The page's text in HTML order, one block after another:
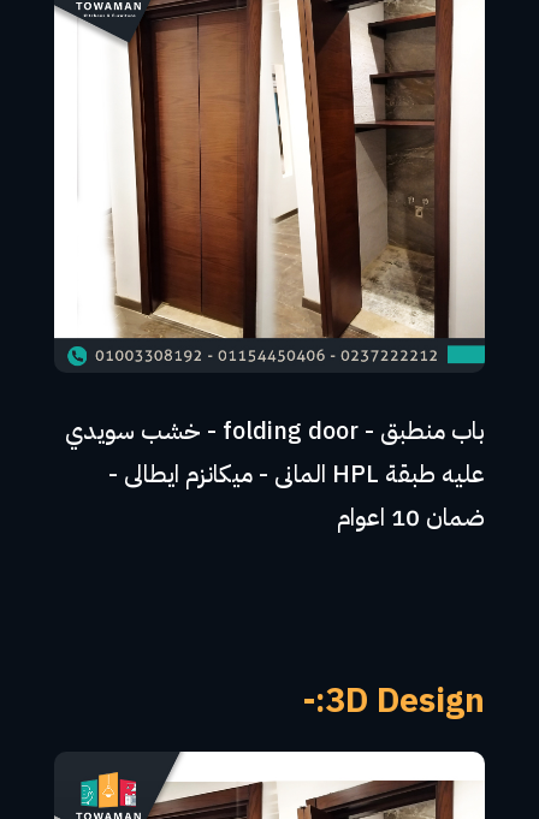
باب منطبق - folding door - خشب سويدي
عليه طبقة HPL المانى - ميكانزم ايطالى -
ضمان 10 اعوام
3D Design:-